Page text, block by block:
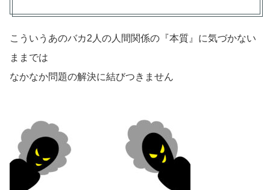
こういうあのバカ2人の人間関係の『本質』に気づかない
ままでは
なかなか問題の解決に結びつきません